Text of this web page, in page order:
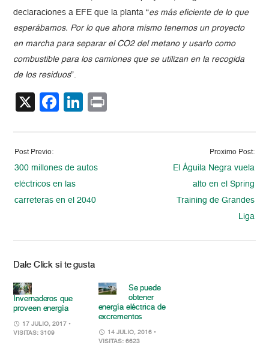
declaraciones a EFE que la planta “es más eficiente de lo que
esperábamos. Por lo que ahora mismo tenemos un proyecto
en marcha para separar el CO2 del metano y usarlo como
combustible para los camiones que se utilizan en la recogida
de los residuos”.
X Facebook
LinkedIn
Post Previo:
300 millones de autos
eléctricos en las
carreteras en el 2040
Proximo Post:
El Águila Negra vuela
alto en el Spring
Training de Grandes
Liga
Dale Click si te gusta
Invernaderos que
proveen energía
17 JULIO, 2017 •
VISITAS: 3109
Se puede
obtener
energía eléctrica de
excrementos
14 JULIO, 2016 •
VISITAS: 6623